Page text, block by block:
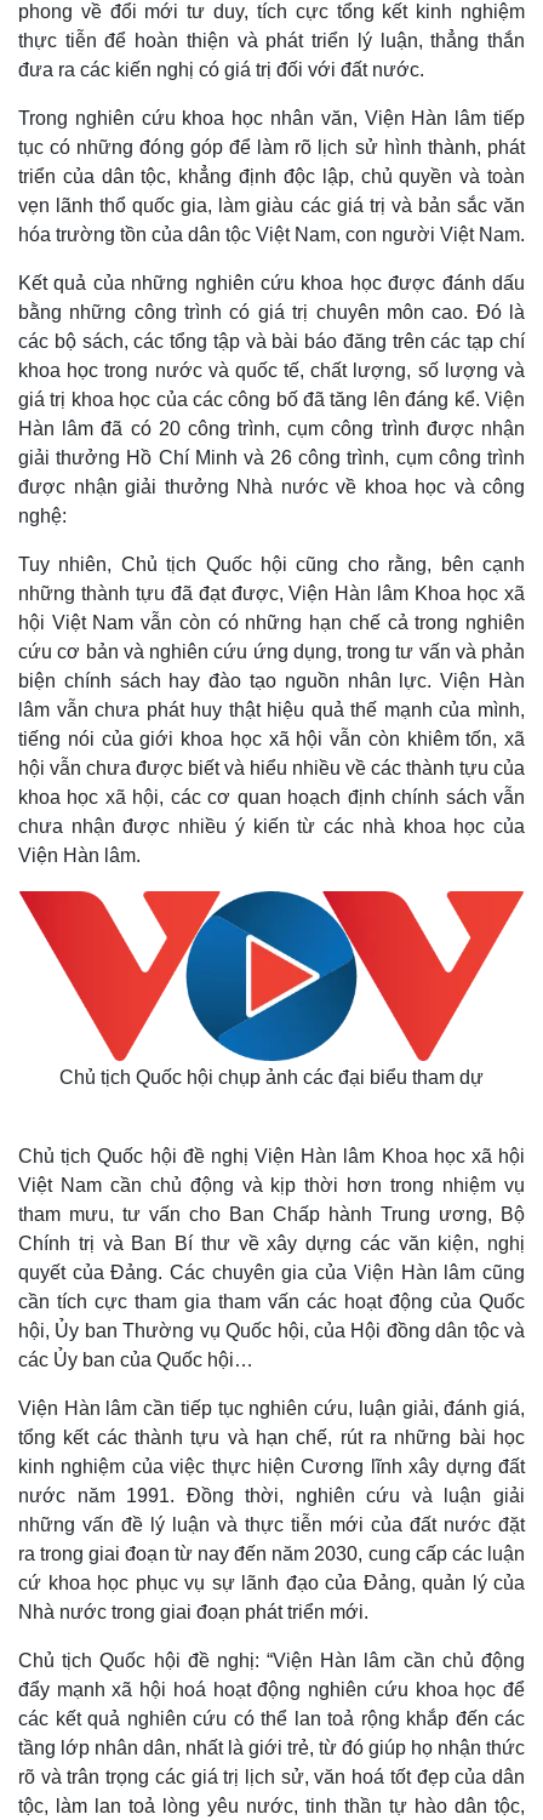
Kinh tế
Bất động sản
Khởi nghiệp
Thị trường
Giá vàng
Tiêu dùng
Chứng khoán
phong về đổi mới tư duy, tích cực tổng kết kinh nghiệm
thực tiễn để hoàn thiện và phát triển lý luận, thẳng thắn
đưa ra các kiến nghị có giá trị đối với đất nước.
Trong nghiên cứu khoa học nhân văn, Viện Hàn lâm tiếp
tục có những đóng góp để làm rõ lịch sử hình thành, phát
triển của dân tộc, khẳng định độc lập, chủ quyền và toàn
vẹn lãnh thổ quốc gia, làm giàu các giá trị và bản sắc văn
hóa trường tồn của dân tộc Việt Nam, con người Việt Nam.
Kết quả của những nghiên cứu khoa học được đánh dấu
bằng những công trình có giá trị chuyên môn cao. Đó là
các bộ sách, các tổng tập và bài báo đăng trên các tạp chí
khoa học trong nước và quốc tế, chất lượng, số lượng và
giá trị khoa học của các công bố đã tăng lên đáng kể. Viện
Hàn lâm đã có 20 công trình, cụm công trình được nhận
giải thưởng Hồ Chí Minh và 26 công trình, cụm công trình
được nhận giải thưởng Nhà nước về khoa học và công
nghệ:
Tuy nhiên, Chủ tịch Quốc hội cũng cho rằng, bên cạnh
những thành tựu đã đạt được, Viện Hàn lâm Khoa học xã
hội Việt Nam vẫn còn có những hạn chế cả trong nghiên
cứu cơ bản và nghiên cứu ứng dụng, trong tư vấn và phản
biện chính sách hay đào tạo nguồn nhân lực. Viện Hàn
lâm vẫn chưa phát huy thật hiệu quả thế mạnh của mình,
tiếng nói của giới khoa học xã hội vẫn còn khiêm tốn, xã
hội vẫn chưa được biết và hiểu nhiều về các thành tựu của
khoa học xã hội, các cơ quan hoạch định chính sách vẫn
chưa nhận được nhiều ý kiến từ các nhà khoa học của
Viện Hàn lâm.
Chủ tịch Quốc hội chụp ảnh các đại biểu tham dự
Chủ tịch Quốc hội đề nghị Viện Hàn lâm Khoa học xã hội
Việt Nam cần chủ động và kịp thời hơn trong nhiệm vụ
tham mưu, tư vấn cho Ban Chấp hành Trung ương, Bộ
Chính trị và Ban Bí thư về xây dựng các văn kiện, nghị
quyết của Đảng. Các chuyên gia của Viện Hàn lâm cũng
cần tích cực tham gia tham vấn các hoạt động của Quốc
hội, Ủy ban Thường vụ Quốc hội, của Hội đồng dân tộc và
các Ủy ban của Quốc hội…
Viện Hàn lâm cần tiếp tục nghiên cứu, luận giải, đánh giá,
tổng kết các thành tựu và hạn chế, rút ra những bài học
kinh nghiệm của việc thực hiện Cương lĩnh xây dựng đất
nước năm 1991. Đồng thời, nghiên cứu và luận giải
những vấn đề lý luận và thực tiễn mới của đất nước đặt
ra trong giai đoạn từ nay đến năm 2030, cung cấp các luận
cứ khoa học phục vụ sự lãnh đạo của Đảng, quản lý của
Nhà nước trong giai đoạn phát triển mới.
Chủ tịch Quốc hội đề nghị: “Viện Hàn lâm cần chủ động
đẩy mạnh xã hội hoá hoạt động nghiên cứu khoa học để
các kết quả nghiên cứu có thể lan toả rộng khắp đến các
tầng lớp nhân dân, nhất là giới trẻ, từ đó giúp họ nhận thức
rõ và trân trọng các giá trị lịch sử, văn hoá tốt đẹp của dân
tộc, làm lan toả lòng yêu nước, tinh thần tự hào dân tộc,